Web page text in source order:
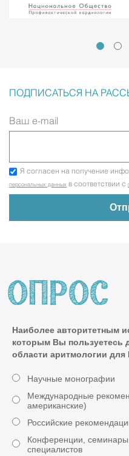
ПОДПИСАТЬСЯ НА
Ваш e-mail
Я согласен на получение
персональных данных в соответствии с
Наиболее авторитетным
которым Вы пользуетесь
области аритмологии для
Научные монографии
Международные
американские)
Российские
Конференции,
специалистов